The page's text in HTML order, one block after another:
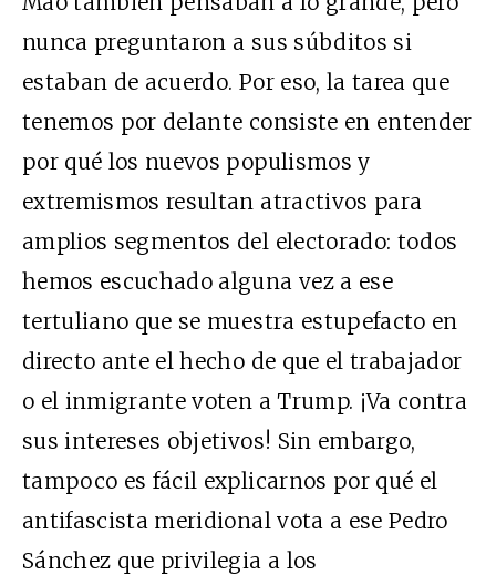
nunca preguntaron a sus súbditos si
estaban de acuerdo. Por eso, la tarea que
tenemos por delante consiste en entender
por qué los nuevos populismos y
extremismos resultan atractivos para
amplios segmentos del electorado: todos
hemos escuchado alguna vez a ese
tertuliano que se muestra estupefacto en
directo ante el hecho de que el trabajador
o el inmigrante voten a Trump. ¡Va contra
sus intereses objetivos! Sin embargo,
tampoco es fácil explicarnos por qué el
antifascista meridional vota a ese Pedro
Sánchez que privilegia a los